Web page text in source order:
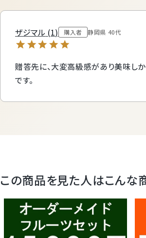
ザジマル 1 購入者 静岡県 40代
贈答先に、大変高級感があり美味し
です。
この商品を見た人はこんな